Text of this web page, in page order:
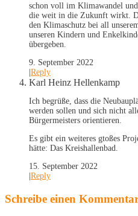
schon voll im Klimawandel
die weit in die Zukunft wirkt.
den Klimaschutz bei all
unseren Kindern und
übergeben.
9. September 2022
Reply
Karl Heinz Hellenkamp
Ich begrüße, dass die
werden sollen und sich nicht
Bürgermeisters orientieren.
Es gibt ein weiteres gtoßes
hätte: Das Kreishallenbad.
15. September 2022
Reply
Schreibe einen